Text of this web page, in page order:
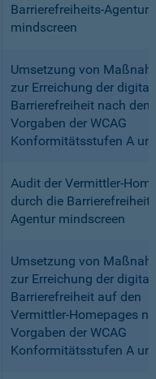
Barrierefreiheits-Agentur
mindscreen
Umsetzung von
zur Erreichung der
Barrierefreiheit nach den
Vorgaben der WCAG
Konformitätsstufen A
Audit der Vermittler-
durch die
Agentur mindscreen
Umsetzung von
zur Erreichung der
Barrierefreiheit auf den
Vermittler-Homepages
Vorgaben der WCAG
Konformitätsstufen A